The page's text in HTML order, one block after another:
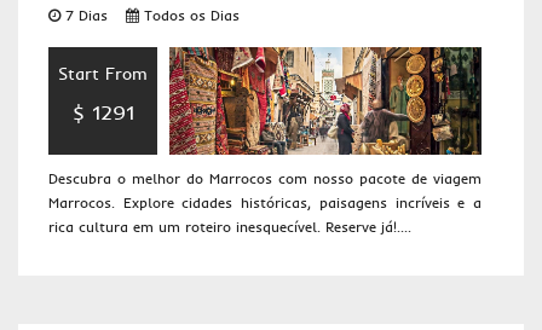
7 Dias Todos os Dias
Start From
$ 1291
Descubra o melhor do Marrocos com nosso pacote de viagem
Marrocos. Explore cidades históricas, paisagens incríveis e a
rica cultura em um roteiro inesquecível. Reserve já!....